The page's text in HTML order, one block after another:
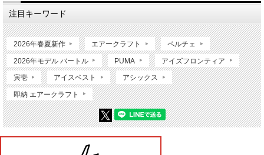
注目キーワード
2026年春夏新作 エアークラフト ペルチェ
2026年モデル バートル PUMA アイズフロンティア
寅壱 アイスベスト アシックス
即納 エアークラフト